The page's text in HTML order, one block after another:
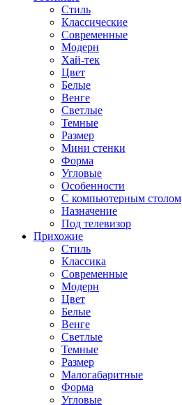
Стиль
Классические
Современные
Модерн
Хай-тек
Цвет
Белые
Венге
Светлые
Темные
Размер
Мини стенки
Форма
Угловые
Особенности
С компьютерным столом
Назначение
Под телевизор
Прихожие
Стиль
Классика
Современные
Модерн
Цвет
Белые
Венге
Светлые
Темные
Размер
Малогабаритные
Форма
Угловые